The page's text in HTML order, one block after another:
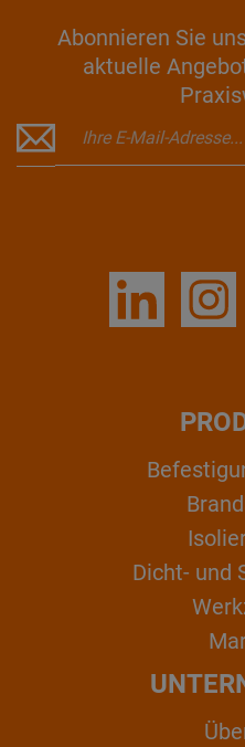
Abonnieren Sie
aktuelle
Dicht- und